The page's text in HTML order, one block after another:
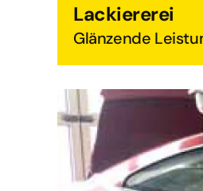
Lackiererei
Glänzende